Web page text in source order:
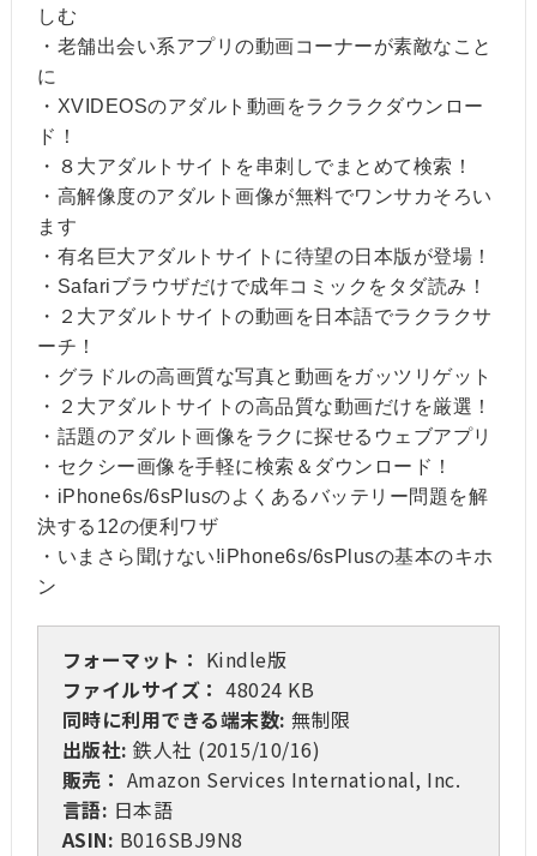
しむ
・老舗出会い系アプリの動画コーナーが素敵なこと
に
・XVIDEOSのアダルト動画をラクラクダウンロー
ド！
・８大アダルトサイトを串刺しでまとめて検索！
・高解像度のアダルト画像が無料でワンサカそろい
ます
・有名巨大アダルトサイトに待望の日本版が登場！
・Safariブラウザだけで成年コミックをタダ読み！
・２大アダルトサイトの動画を日本語でラクラクサ
ーチ！
・グラドルの高画質な写真と動画をガッツリゲット
・２大アダルトサイトの高品質な動画だけを厳選！
・話題のアダルト画像をラクに探せるウェブアプリ
・セクシー画像を手軽に検索＆ダウンロード！
・iPhone6s/6sPlusのよくあるバッテリー問題を解
決する12の便利ワザ
・いまさら聞けない!iPhone6s/6sPlusの基本のキホ
ン
フォーマット： Kindle版
ファイルサイズ： 48024 KB
同時に利用できる端末数: 無制限
出版社: 鉄人社 (2015/10/16)
販売： Amazon Services International, Inc.
言語: 日本語
ASIN: B016SBJ9N8